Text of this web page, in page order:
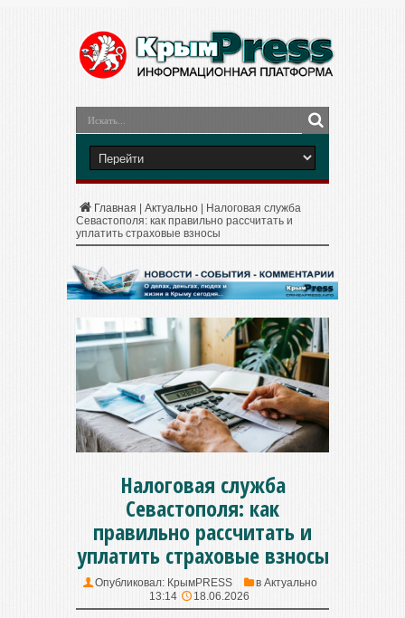
Главная Актуально
Налоговая служба
Севастополя: как правильно рассчитать и
уплатить страховые взносы
Налоговая служба
Севастополя: как
правильно рассчитать и
уплатить страховые взносы
Опубликовал: КрымPRESS в Актуально
13:14
18.06.2026